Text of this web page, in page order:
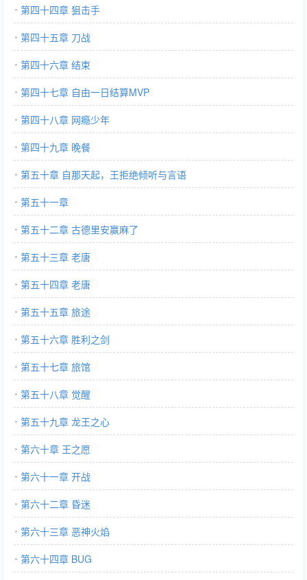
第四十四章 狙击手
第四十五章 刀战
第四十六章 结束
第四十七章 自由一日结算MVP
第四十八章 网瘾少年
第四十九章 晚餐
第五十章 自那天起，王拒绝倾听与言语
第五十一章
第五十二章 古德里安赢麻了
第五十三章 老唐
第五十四章 老唐
第五十五章 旅途
第五十六章 胜利之剑
第五十七章 旅馆
第五十八章 觉醒
第五十九章 龙王之心
第六十章 王之愿
第六十一章 开战
第六十二章 昏迷
第六十三章 恶神火焰
第六十四章 BUG